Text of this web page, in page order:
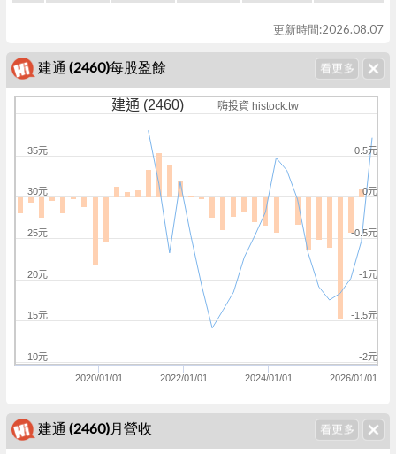
更新時間:2026.08.07
建通 (2460)每股盈餘
建通 (2460) 嗨投資 histock.tw
2020/01/01 2022/01/01 2024/01/01 2026/01/01
-2元
-1.5元
-1元
-0.5元
0元
0.5元
10元
15元
20元
25元
30元
35元
建通 (2460)月營收